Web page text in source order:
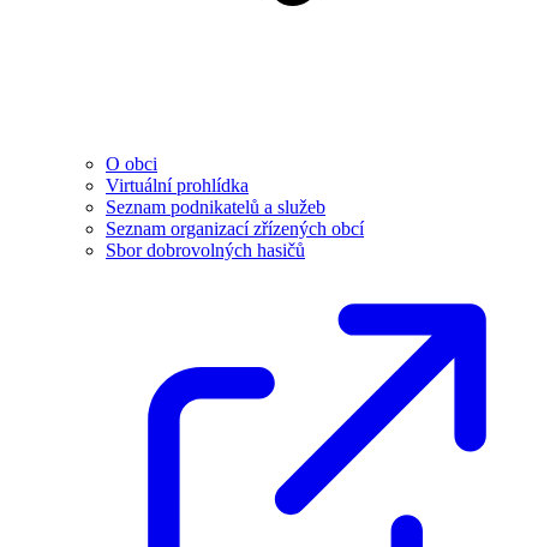
O obci
Virtuální prohlídka
Seznam podnikatelů a služeb
Seznam organizací zřízených obcí
Sbor dobrovolných hasičů